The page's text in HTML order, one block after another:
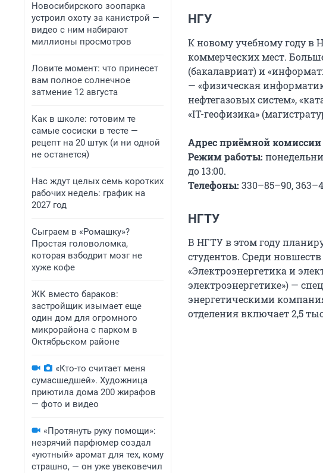
Новосибирского зоопарка
устроил охоту за канистрой —
видео с ним набирают
миллионы просмотров
Ловите момент: что принесет
вам полное солнечное
затмение 12 августа
Как в школе: готовим те
самые сосиски в тесте —
рецепт на 20 штук (и ни одной
не останется)
Нас ждут целых семь коротких
рабочих недель: график на
2027 год
Сыграем в «Ромашку»?
Простая головоломка,
которая взбодрит мозг не
хуже кофе
ЖК вместо бараков:
застройщик изымает еще
один дом для огромного
микрорайона с парком в
Октябрьском районе
«Кто-то считает меня
сумасшедшей». Художница
приютила дома 200 жирафов
— фото и видео
«Протянуть руку помощи»:
незрячий парфюмер создал
«уютный» аромат для тех, кому
страшно, — он уже увековечил
НГУ
К новому учебному году в
коммерческих мест.
(бакалавриат) и
— «физическая
нефтегазовых систем»,
«IT-геофизика»
Адрес приёмной
Режим работы:
до 13:00.
Телефоны: 330–85–90,
НГТУ
В НГТУ в этом году
студентов. Среди
«Электроэнергетика и
электроэнергетике») —
энергетическими
отделения включает 2,5